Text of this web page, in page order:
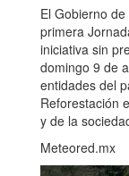
El Gobierno
primera
iniciativa sin
domingo 9 de
entidades del
Reforestación
y de la
Meteored.mx